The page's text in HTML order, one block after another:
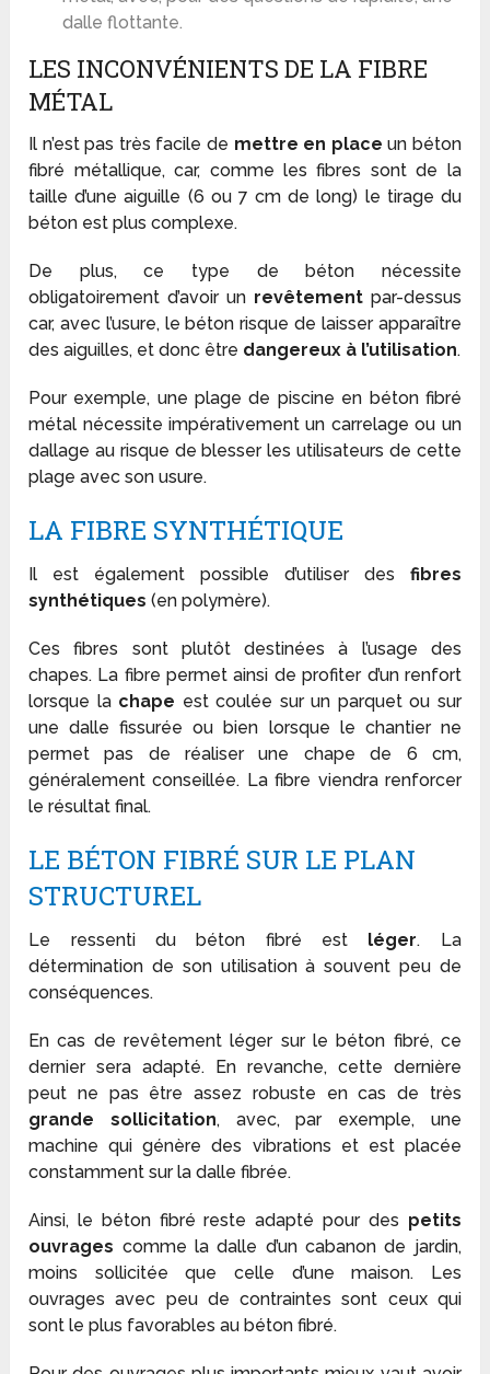
dalle flottante.
LES INCONVÉNIENTS DE LA FIBRE
MÉTAL
Il n’est pas très facile de mettre en place un béton
fibré métallique, car, comme les fibres sont de la
taille d’une aiguille (6 ou 7 cm de long) le tirage du
béton est plus complexe.
De plus, ce type de béton nécessite
obligatoirement d’avoir un revêtementpar-dessus
car, avec l’usure, le béton risque de laisser apparaître
des aiguilles, et donc être dangereux à l’utilisation.
Pour exemple, une plage de piscine en béton fibré
métal nécessite impérativement un carrelage ou un
dallage au risque de blesser les utilisateurs de cette
plage avec son usure.
LA FIBRE SYNTHÉTIQUE
Il est également possible d’utiliser des fibres
synthétiques (en polymère).
Ces fibres sont plutôt destinées à l’usage des
chapes. La fibre permet ainsi de profiter d’un renfort
lorsque la chape est coulée sur un parquet ou sur
une dalle fissurée ou bien lorsque le chantier ne
permet pas de réaliser une chape de 6 cm,
généralement conseillée. La fibre viendra renforcer
le résultat final.
LE BÉTON FIBRÉ SUR LE PLAN
STRUCTUREL
Le ressenti du béton fibré est léger. La
détermination de son utilisation à souvent peu de
conséquences.
En cas de revêtement léger sur le béton fibré, ce
dernier sera adapté. En revanche, cette dernière
peut ne pas être assez robuste en cas de très
grande sollicitation, avec, par exemple, une
machine qui génère des vibrations et est placée
constamment sur la dalle fibrée.
Ainsi, le béton fibré reste adapté pour des petits
ouvrages comme la dalle d’un cabanon de jardin,
moins sollicitée que celle d’une maison. Les
ouvrages avec peu de contraintes sont ceux qui
sont le plus favorables au béton fibré.